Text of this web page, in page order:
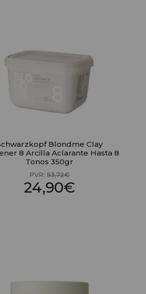
Blondme Clay
8 Arcilla Aclarante Hasta 8
Tonos 350gr
PVR:53,72€
24,90€